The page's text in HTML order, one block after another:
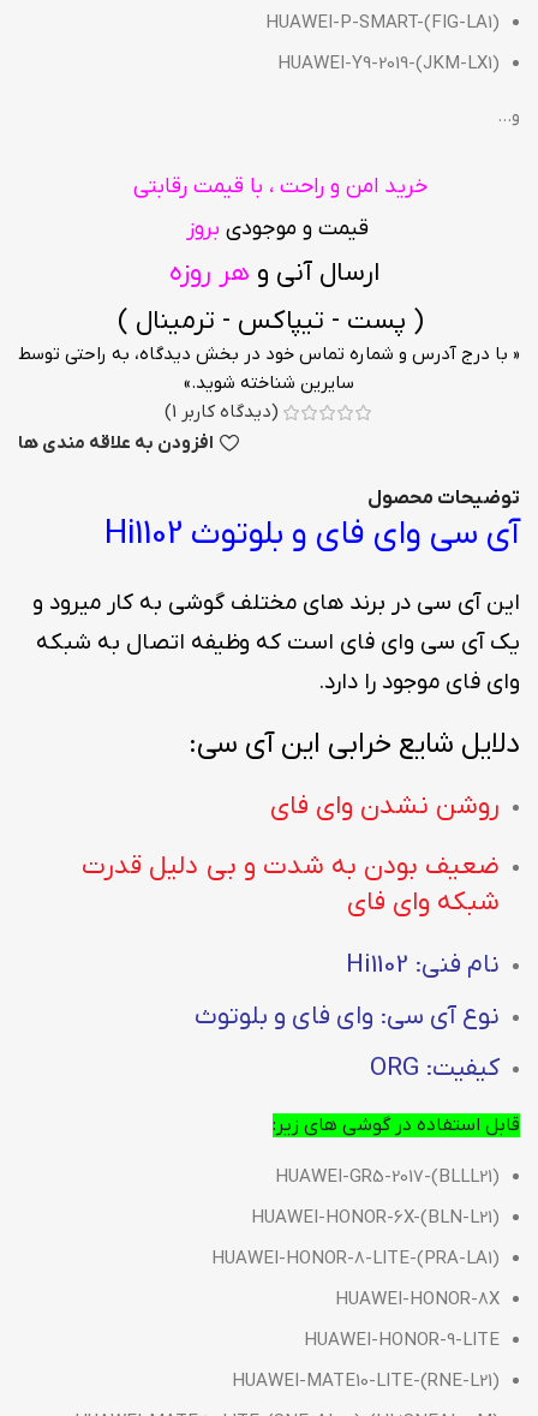
HUAWEI-P-SMART-(FIG-LA1)
HUAWEI-Y9-2019-(JKM-LX1)
و…
خرید امن و راحت ، با قیمت رقابتی
قیمت و موجودی بروز
ارسال آنی و هر روزه
( پست - تیپاکس - ترمینال )
« با درج آدرس و شماره تماس خود در بخش دیدگاه، به راحتی توسط
سایرین شناخته شوید.»
(دیدگاه کاربر 1
)
افزودن به علاقه مندی ها
توضیحات محصول
آی سی وای فای و بلوتوث Hi1102
این آی سی در برند های مختلف گوشی به کار میرود و
یک آی سی وای فای است که وظیفه اتصال به شبکه
وای فای موجود را دارد.
دلایل شایع خرابی این آی سی:
روشن نشدن وای فای
ضعیف بودن به شدت و بی دلیل قدرت
شبکه وای فای
نام فنی: Hi1102
نوع آی سی: وای فای و بلوتوث
کیفیت: ORG
قابل استفاده در گوشی های زیر:
HUAWEI-GR5-2017-(BLLL21)
HUAWEI-HONOR-6X-(BLN-L21)
HUAWEI-HONOR-8-LITE-(PRA-LA1)
HUAWEI-HONOR-8X
HUAWEI-HONOR-9-LITE
HUAWEI-MATE10-LITE-(RNE-L21)